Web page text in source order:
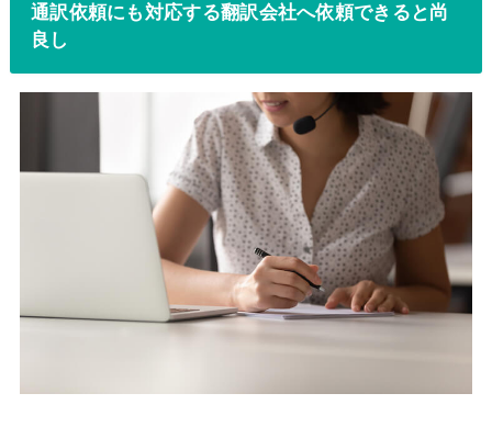
通訳依頼にも対応する翻訳会社へ依頼できると尚
良し